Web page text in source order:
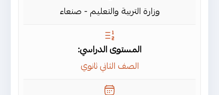
وزارة التربية والتعليم - صنعاء
المستوى الدراسي:
الصف الثاني ثانوي